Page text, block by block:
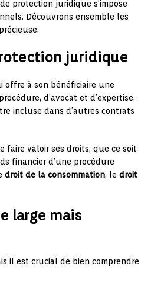
protection juridique s’impose
Découvrons ensemble les
juridique
offre à son bénéficiaire une
d’avocat et d’expertise.
incluse dans d’autres contrats
faire valoir ses droits, que ce soit
financier d’une procédure
droit de la consommation, le droit
large mais
il est crucial de bien comprendre